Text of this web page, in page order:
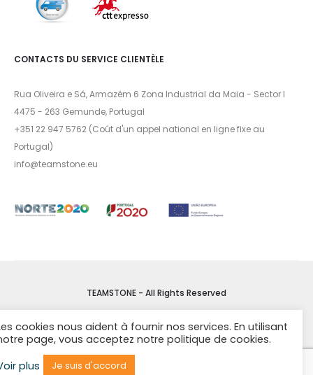
CONTACTS DU SERVICE CLIENTÈLE
Rua Oliveira e Sá, Armazém 6 Zona Industrial da Maia - Sector I
4475 - 263 Gemunde, Portugal
+351 22 947 5762 (Coût d'un appel national en ligne fixe au
Portugal)
info@teamstone.eu
TEAMSTONE - All Rights Reserved
CONDITIONS DE VENTE
cookies nous aident à fournir nos services. En utilisant
page, vous acceptez notre politique de cookies.
plus
Je suis d'accord